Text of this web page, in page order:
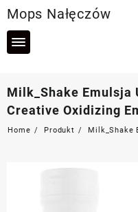
to
content
Mops Nałęczów
Milk_Shake Emulsja
Creative Oxidizing
Home Produkt
Milk_Shake